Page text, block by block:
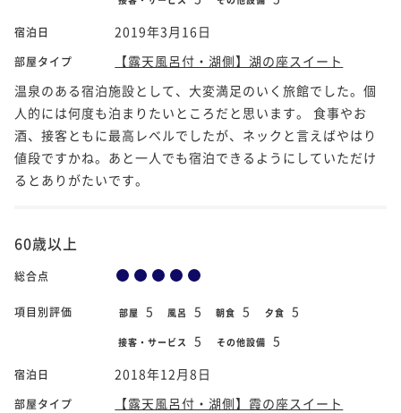
宿泊日 2019年3月16日
部屋タイプ
【露天風呂付・湖側】湖の座スイート
温泉のある宿泊施設として、大変満足のいく旅館でした。個
人的には何度も泊まりたいところだと思います。 食事やお
酒、接客ともに最高レベルでしたが、ネックと言えばやはり
値段ですかね。あと一人でも宿泊できるようにしていただけ
るとありがたいです。
60歳以上
総合点
項目別評価 部屋 5 風呂 5 朝食 5 夕食 5
接客・サービス 5 その他設備 5
宿泊日 2018年12月8日
部屋タイプ
【露天風呂付・湖側】霞の座スイート